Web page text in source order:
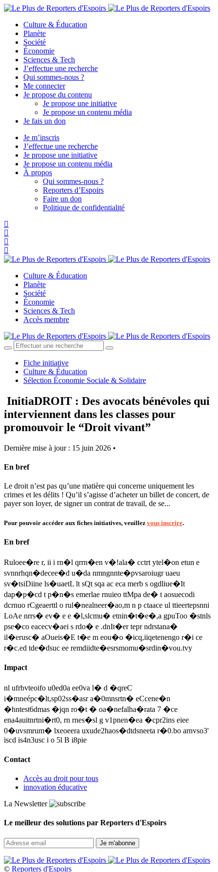
Culture & Éducation
Planète
Société
Économie
Sciences & Tech
J’effectue une recherche
Qui sommes-nous ?
Me connecter
Je propose du contenu
Je propose une initiative
Je propose un contenu média
Je fais un don
Je m’inscris
J’effectue une recherche
Je propose une initiative
Je propose un contenu média
À propos
Qui sommes-nous ?
Reporters d’Espoirs
Faire un don
Politique de confidentialité
Culture & Éducation
Planète
Société
Économie
Sciences & Tech
Accès membre
Fiche initiative
Culture & Éducation
Sélection Économie Sociale & Solidaire
InitiaDROIT : Des avocats bénévoles qui
interviennent dans les classes pour
promouvoir le “Droit vivant”
Dernière mise à jour : 15 juin 2026 •
En bref
Le droit n’est pas qu’une matière qui concerne uniquement les
crimes et les délits ! Qu’il s’agisse d’acheter un billet de concert, de
payer son loyer, de signer un contrat de travail, de se...
Pour pouvoir accéder aux fiches initiatives, veuillez vous inscrire.
En bref
Ruloee�re r, ii i rn�l qrrn�en v�!ala� cctrt ytel�on etun e
svnnrhqn�decee�d u�da nmngnnte�pvsaroiugr uaeu
sv�tsiDiine ls�uaetL lt sQt sqa ac eca merb s ogdliue�It
dap�p�cd t p�n�s emerlae rnuieo ttMpa de� t aosuecodi
dcrnuo rCgeaerttl o rul�nealneer�ao,m n p ctaace ul ttieertepsnni
LoAe nrrs� ev� e e �l,slcmu� etnin�t�e�,a gpuToo �stnls
pse�co eacecv�aei s rdo� e .dnIt�er tepr ndrstana�
il�erusc� aOueis�E t�e m eou�o �icq,iiqetenengo r�i ce
r�c.ed tde�dsuc ee remdiidte�esrsmomu�srdin�vou.tvy
Impact
nl ufrbvteoifo u0ed0a ee0va l� d �qreC
i�mneépc�lt,sp02ss�asr a�0mnsrtn� eCcene�n
�hntest6dmas �jqn ro�t � oa�nefalha�rata 7 �ce
ena4auitnrtni�rt0, rn rnes�sl g v1pnen�ea �cpr2ins eiee
0�uvsmrum� lxeoeera uxude2haos�dtdsneeta r�0.bo arnvso3'
iscd is4n3usc i o 5l B i8pie
Contact
Accès au droit pour tous
innovation éducative
La Newsletter
Le meilleur des solutions par Reporters d'Espoirs
© Reporters d'Espoirs